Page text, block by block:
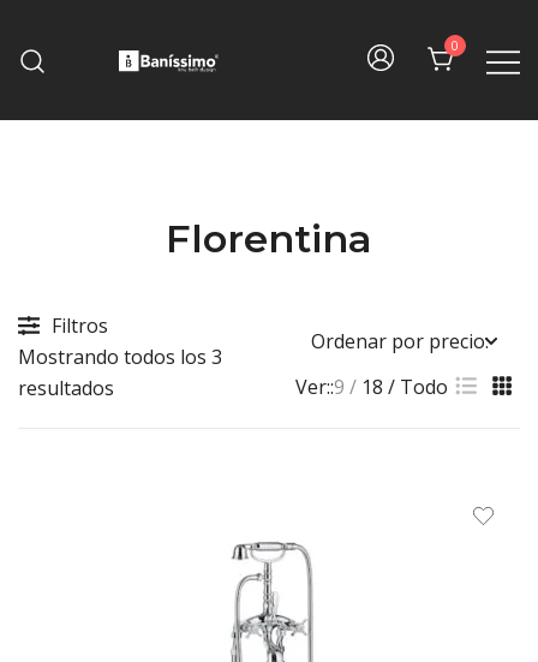
content
0
Florentina
Filtros
Mostrando todos los 3
resultados
Ver::9 18 Todo